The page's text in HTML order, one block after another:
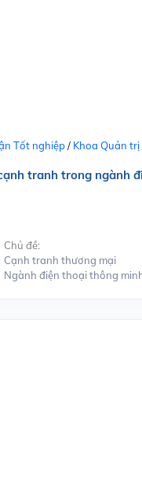
Tốt nghiệp/ Khoa Quản trị
tranh trong ngành
Chủ đề:
Cạnh tranh thương mại
Ngành điện thoại thông